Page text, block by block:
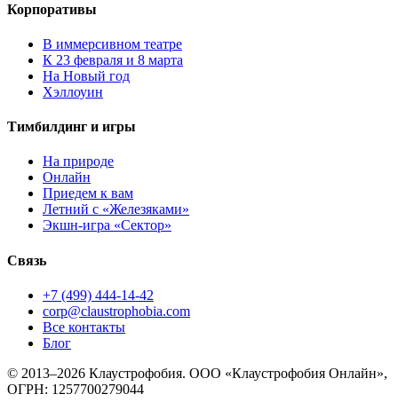
Корпоративы
В иммерсивном театре
К 23 февраля и 8 марта
На Новый год
Хэллоуин
Тимбилдинг и игры
На природе
Онлайн
Приедем к вам
Летний с «Железяками»
Экшн-игра «Сектор»
Связь
+7 (499) 444-14-42
corp@claustrophobia.com
Все контакты
Блог
© 2013–2026 Клаустрофобия. ООО «Клаустрофобия Онлайн»,
ОГРН: 1257700279044